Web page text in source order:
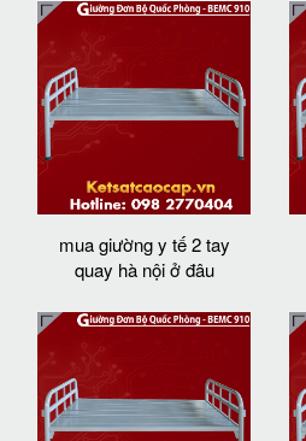
mua giường y tế 2 tay
quay hà nội ở đâu